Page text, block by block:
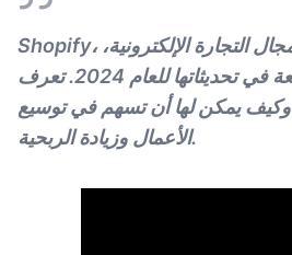
Shopify، الشركة الرائدة في مجال التجارة الإلكترونية،
تعلن عن ميزات رائعة في تحديثاتها للعام 2024. تعرف
يمكن لها أن تسهم في توسيع
الأعمال وزيادة الربحية.